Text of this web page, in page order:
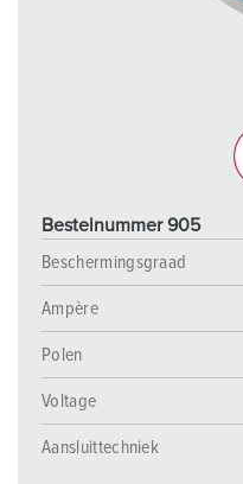
Bestelnummer 905
Beschermingsgraad
Ampère
Polen
Voltage
Aansluittechniek